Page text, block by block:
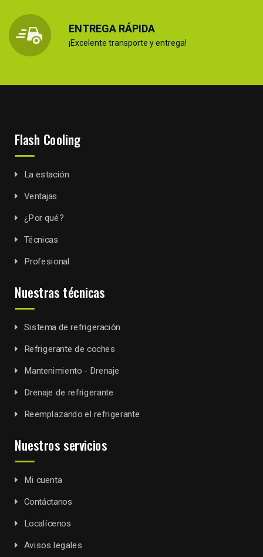
ENTREGA RÁPIDA
¡Excelente transporte y entrega!
Flash Cooling
La estación
Ventajas
¿Por qué?
Técnicas
Profesional
Nuestras técnicas
Sistema de refrigeración
Refrigerante de coches
Mantenimiento - Drenaje
Drenaje de refrigerante
Reemplazando el refrigerante
Nuestros servicios
Mi cuenta
Contáctanos
Localícenos
Avisos legales